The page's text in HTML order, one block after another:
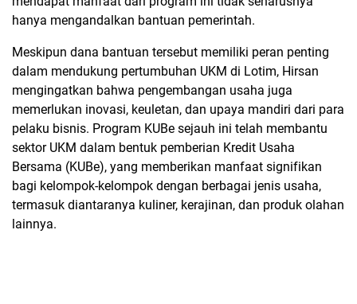
hanya mengandalkan bantuan pemerintah.
Meskipun dana bantuan tersebut memiliki peran penting
dalam mendukung pertumbuhan UKM di Lotim, Hirsan
mengingatkan bahwa pengembangan usaha juga
memerlukan inovasi, keuletan, dan upaya mandiri dari para
pelaku bisnis. Program KUBe sejauh ini telah membantu
sektor UKM dalam bentuk pemberian Kredit Usaha
Bersama (KUBe), yang memberikan manfaat signifikan
bagi kelompok-kelompok dengan berbagai jenis usaha,
termasuk diantaranya kuliner, kerajinan, dan produk olahan
lainnya.